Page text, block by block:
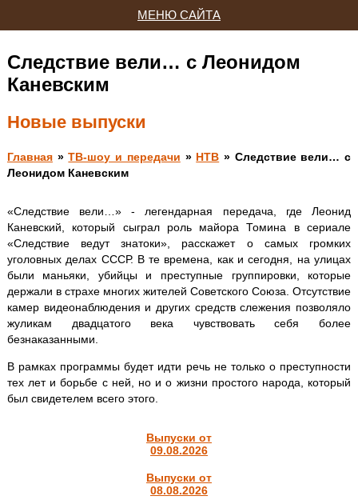
Следствие вели… с Леонидом
Каневским
Новые выпуски
Главная»ТВ-шоу и передачи » НТВ » Следствие вели… с
Леонидом Каневским
«Следствие вели…» - легендарная передача, где Леонид
Каневский, который сыграл роль майора Томина в сериале
«Следствие ведут знатоки», расскажет о самых громких
уголовных делах СССР. В те времена, как и сегодня, на улицах
были маньяки, убийцы и преступные группировки, которые
держали в страхе многих жителей Советского Союза. Отсутствие
камер видеонаблюдения и других средств слежения позволяло
жуликам двадцатого века чувствовать себя более
безнаказанными.
В рамках программы будет идти речь не только о преступности
тех лет и борьбе с ней, но и о жизни простого народа, который
был свидетелем всего этого.
Выпуски от
09.08.2026
Выпуски от
08.08.2026
МЕНЮ САЙТА